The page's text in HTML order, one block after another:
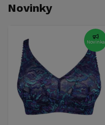
Novinky
Novinka